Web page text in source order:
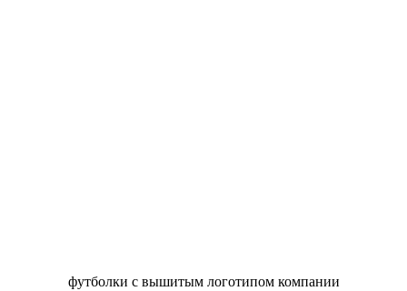
футболки с вышитым логотипом компании